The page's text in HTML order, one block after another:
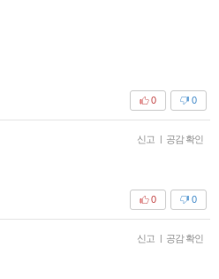
0
0
신고 | 공감 확인
0
0
신고 | 공감 확인